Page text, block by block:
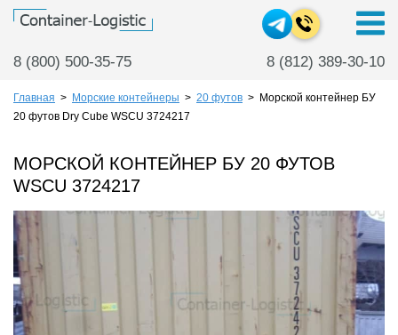
8 (800) 500-35-75 8 (812) 389-30-10
Главная > Морские контейнеры > 20 футов > Морской контейнер БУ
20 футов Dry Cube WSCU 3724217
МОРСКОЙ КОНТЕЙНЕР БУ 20 ФУТОВ
WSCU 3724217